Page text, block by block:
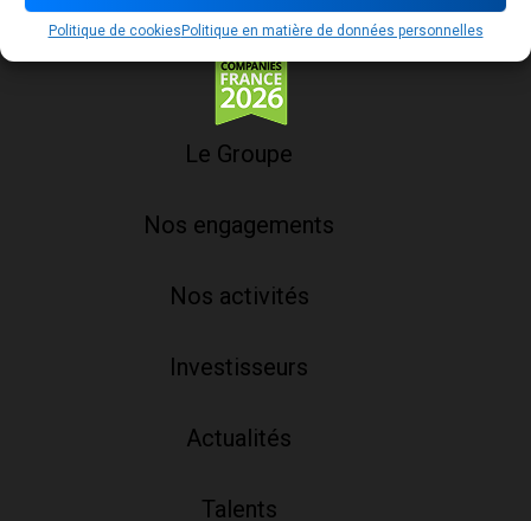
Politique de cookies Politique en matière de données personnelles
Le Groupe
Nos engagements
Nos activités
Investisseurs
Actualités
Talents